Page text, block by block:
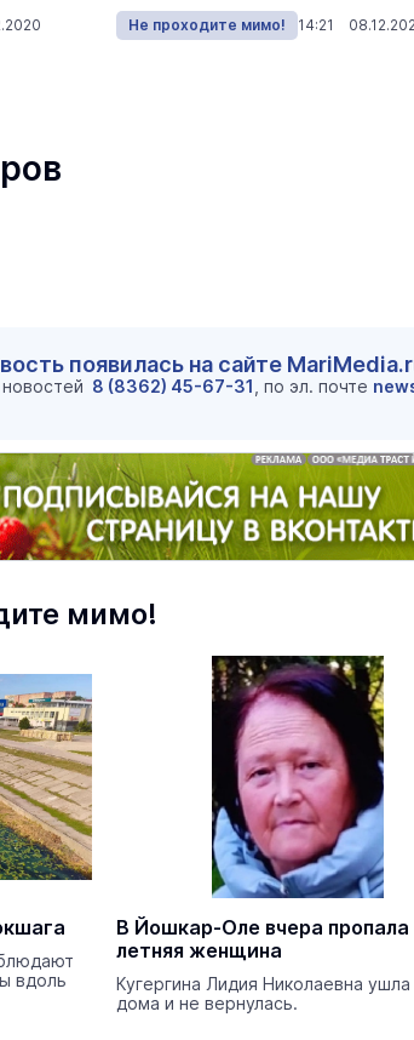
в театре
18 марта 11:05
Как узнать на законных
кто собственник
Интервью
Не проходите мимо! 14:21
появилась на сайте
8 (8362) 45-67-31 , по эл. почте
мимо!
вдоль
В Йошкар-Оле вчера
летняя женщина
Кугергина Лидия Николаевна ушла
дома и не вернулась.
В марийском лесу засекли
бесшумную хищницу
Экология Сегодня